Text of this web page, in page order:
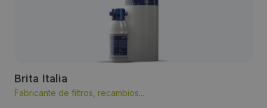
Brita Italia
Fabricante de filtros, recambios...